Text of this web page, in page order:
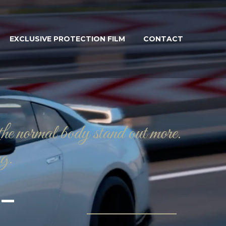
EXCLUSIVE PROTECTION FILM CONTACT
normal body stand out more.